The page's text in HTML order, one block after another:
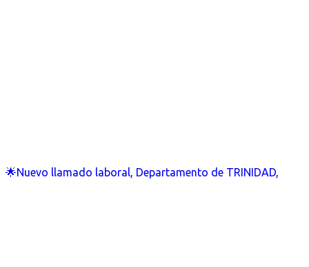
🌟Nuevo llamado laboral, Departamento de TRINIDAD,